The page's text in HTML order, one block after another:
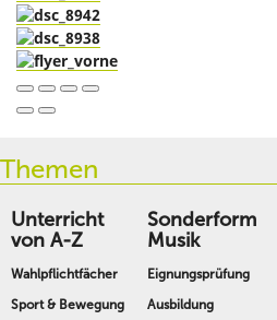
Themen
Unterricht
von A-Z
Wahlpflichtfächer
Sport & Bewegung
Sonderform
Musik
Eignungsprüfung
Ausbildung